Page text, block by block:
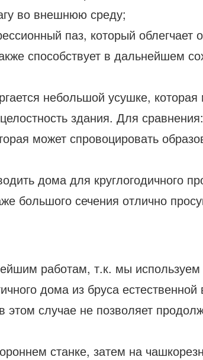
во внешнюю среду;
паз, который облегчает
способствует в дальнейшем
небольшой усушке, которая
здания. Для
может спровоцировать
дома для круглогодичного
большого сечения отлично
работам, т.к. мы
дома из бруса естественной
случае не позволяет
станке, затем на